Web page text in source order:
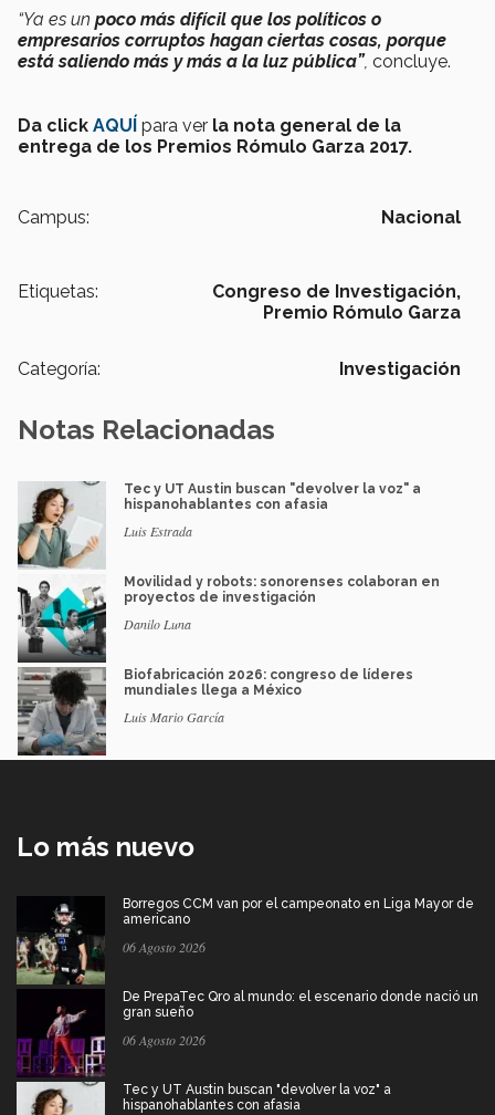
“Ya es un poco más difícil que los políticos o
empresarios corruptos hagan ciertas cosas, porque
está saliendo más y más a la luz pública”, concluye.
Da click AQUÍ para ver la nota general de la
entrega de los Premios Rómulo Garza 2017.
Campus: Nacional
Etiquetas:
Congreso de Investigación,
Premio Rómulo Garza
Categoría: Investigación
Notas Relacionadas
Tec y UT Austin buscan "devolver la voz" a
hispanohablantes con afasia
Luis Estrada
Movilidad y robots: sonorenses colaboran en
proyectos de investigación
Danilo Luna
Biofabricación 2026: congreso de líderes
mundiales llega a México
Luis Mario García
Lo más nuevo
Borregos CCM van por el campeonato en Liga Mayor de
americano
06 Agosto 2026
De PrepaTec Qro al mundo: el escenario donde nació un
gran sueño
06 Agosto 2026
Tec y UT Austin buscan "devolver la voz" a
hispanohablantes con afasia